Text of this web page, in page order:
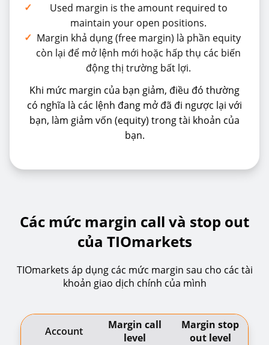
✓
Used margin is the amount required to
maintain your open positions.
✓ Margin khả dụng (free margin) là phần equity
còn lại để mở lệnh mới hoặc hấp thụ các biến
động thị trường bất lợi.
Khi mức margin của bạn giảm, điều đó thường
có nghĩa là các lệnh đang mở đã đi ngược lại với
bạn, làm giảm vốn (equity) trong tài khoản của
bạn.
Các mức margin call và stop out
của TIOmarkets
TIOmarkets áp dụng các mức margin sau cho các tài
khoản giao dịch chính của mình
Account
Margin call
level
Margin stop
out level